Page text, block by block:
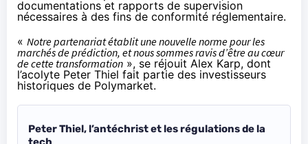
documentations et rapports de supervision
nécessaires à des fins de conformité réglementaire.
« Notre partenariat établit une nouvelle norme pour les
marchés de prédiction, et nous sommes ravis d’être au cœur
de cette transformation », se réjouit Alex Karp, dont
l’acolyte Peter Thiel fait partie des investisseurs
historiques de Polymarket.
Peter Thiel, l’antéchrist et les régulations de la